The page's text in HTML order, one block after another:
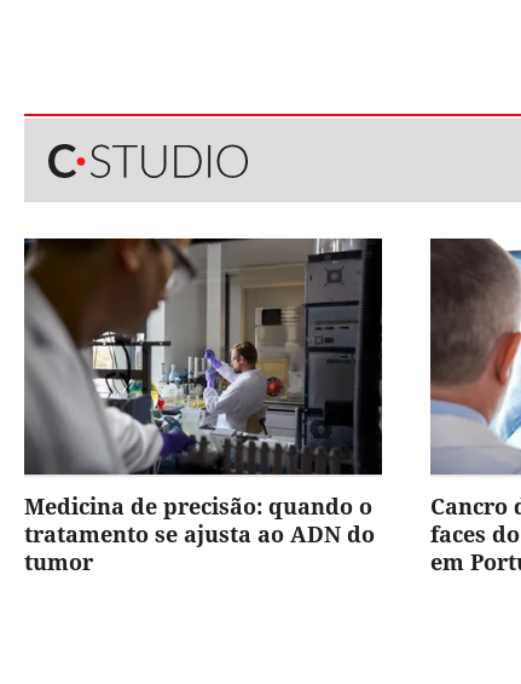
Medicina de precisão: quando o
tratamento se ajusta ao ADN do
tumor
Cancro
faces
em